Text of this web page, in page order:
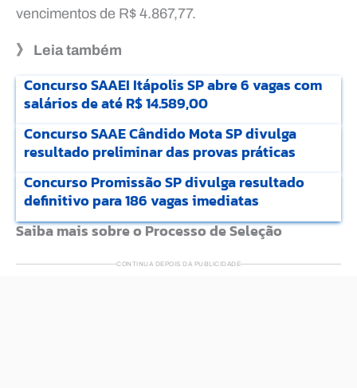
vencimentos de R$ 4.867,77.
》 Leia também
Concurso SAAEI Itápolis SP abre 6 vagas com
salários de até R$ 14.589,00
Concurso SAAE Cândido Mota SP divulga
resultado preliminar das provas práticas
Concurso Promissão SP divulga resultado
definitivo para 186 vagas imediatas
Saiba mais sobre o Processo de Seleção
CONTINUA DEPOIS DA PUBLICIDADE